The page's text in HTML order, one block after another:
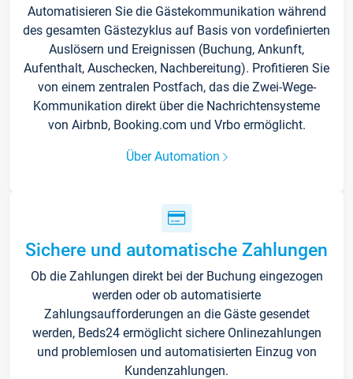
Automatisieren Sie die Gästekommunikation während
des gesamten Gästezyklus auf Basis von vordefinierten
Auslösern und Ereignissen (Buchung, Ankunft,
Aufenthalt, Auschecken, Nachbereitung). Profitieren Sie
von einem zentralen Postfach, das die Zwei-Wege-
Kommunikation direkt über die Nachrichtensysteme
von Airbnb, Booking.com und Vrbo ermöglicht.
Über Automation
Sichere und automatische Zahlungen
Ob die Zahlungen direkt bei der Buchung eingezogen
werden oder ob automatisierte
Zahlungsaufforderungen an die Gäste gesendet
werden, Beds24 ermöglicht sichere Onlinezahlungen
und problemlosen und automatisierten Einzug von
Kundenzahlungen.